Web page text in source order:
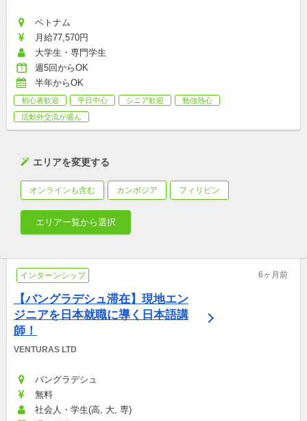
ベトナム
月給77,570円
大学生・専門学生
週5回からOK
半年からOK
初心者歓迎 平日中心 シニア歓迎
勉強熱心
活動外交流が盛ん
エリアを変更する
オンラインも含む カンボジア フィリピン
エリア一覧から選択
インターンシップ 6ヶ月前
【バングラデシュ滞在】現地エン
ジニアを日本就職に導く日本語講
師！
VENTURAS LTD
バングラデシュ
無料
社会人・学生(高, 大, 専)